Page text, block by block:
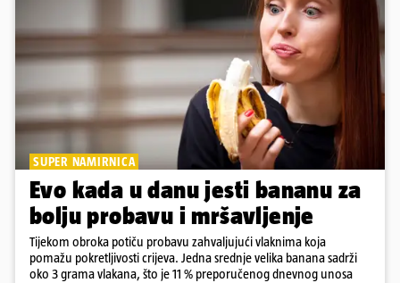
SUPER NAMIRNICA
Evo kada u danu jesti bananu za
bolju probavu i mršavljenje
Tijekom obroka potiču probavu zahvaljujući vlaknima koja
pomažu pokretljivosti crijeva. Jedna srednje velika banana sadrži
oko 3 grama vlakana, što je 11 % preporučenog dnevnog unosa